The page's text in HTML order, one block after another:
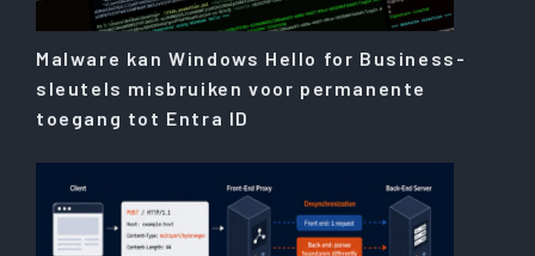
Malware kan Windows Hello for Business-
sleutels misbruiken voor permanente
toegang tot Entra ID